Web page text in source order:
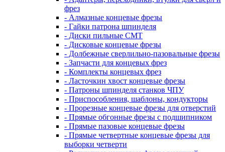
фрез
- Алмазные концевые фрезы
- Гайки патрона шпинделя
- Диски пильные CMT
- Дисковые концевые фрезы
- Долбежные сверлильно-пазовальные фрезы
- Запчасти для концевых фрез
- Комплекты концевых фрез
- Ласточкин хвост концевые фрезы
- Патроны шпинделя станков ЧПУ
- Приспособления, шаблоны, кондукторы
- Прорезные концевые фрезы для отверстий
- Прямые обгонные фрезы с подшипником
- Прямые пазовые концевые фрезы
- Прямые четвертные концевые фрезы для
выборки четверти